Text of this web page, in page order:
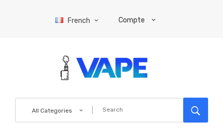
French Compte
All Categories